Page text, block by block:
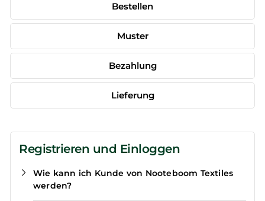
Bestellen
Muster
Bezahlung
Lieferung
Registrieren und Einloggen
Wie kann ich Kunde von Nooteboom Textiles
werden?